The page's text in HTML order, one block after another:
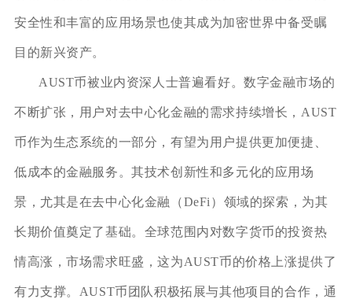
安全性和丰富的应用场景也使其成为加密世界中备受瞩
目的新兴资产。
AUST币被业内资深人士普遍看好。数字金融市场的
不断扩张，用户对去中心化金融的需求持续增长，AUST
币作为生态系统的一部分，有望为用户提供更加便捷、
低成本的金融服务。其技术创新性和多元化的应用场
景，尤其是在去中心化金融（DeFi）领域的探索，为其
长期价值奠定了基础。全球范围内对数字货币的投资热
情高涨，市场需求旺盛，这为AUST币的价格上涨提供了
有力支撑。AUST币团队积极拓展与其他项目的合作，通